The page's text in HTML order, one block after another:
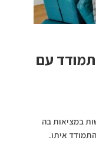
עם
במציאות בה
איתו.